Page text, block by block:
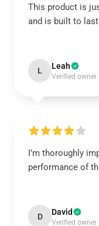
This product is
and is built to
L Leah
Verified owner
I’m thoroughly
performance of
D David
Verified owner